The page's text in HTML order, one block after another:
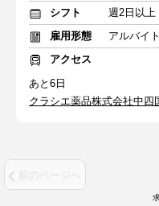
シフト
雇用形態
アルバイ
アクセス
あと6日
クラシエ薬品株式会社中四
前のページへ